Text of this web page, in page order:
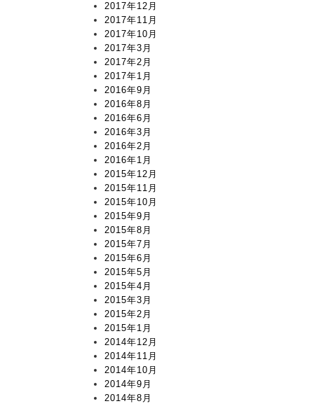
2017年12月
2017年11月
2017年10月
2017年3月
2017年2月
2017年1月
2016年9月
2016年8月
2016年6月
2016年3月
2016年2月
2016年1月
2015年12月
2015年11月
2015年10月
2015年9月
2015年8月
2015年7月
2015年6月
2015年5月
2015年4月
2015年3月
2015年2月
2015年1月
2014年12月
2014年11月
2014年10月
2014年9月
2014年8月